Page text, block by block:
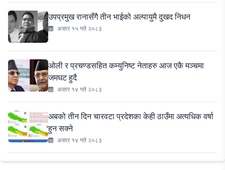
उपप्रमुख रानासँगै तीन भाईको अल्पायुमै दुखद निधन
असार १५ गते २०८३
ओली र प्रचण्डसहित कम्युनिष्ट नेताहरु आज एकै मञ्चमा
जमघट हुदै
असार १४ गते २०८३
अबको तीन दिन चारवटा प्रदेशका केही ठाउँमा अत्यधिक वर्षा
हुन सक्ने
असार १४ गते २०८३